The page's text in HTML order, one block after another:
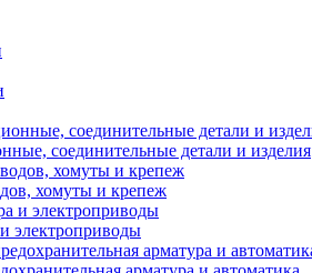
соединительные детали и изделия
хомуты и крепеж
электроприводы